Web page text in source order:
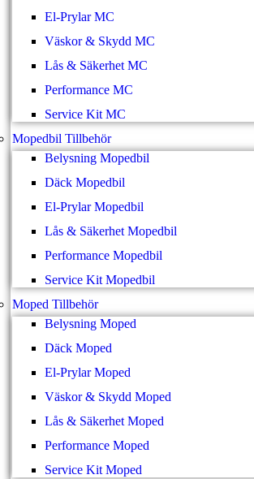
El-Prylar MC
Väskor & Skydd MC
Lås & Säkerhet MC
Performance MC
Service Kit MC
Mopedbil Tillbehör
Belysning Mopedbil
Däck Mopedbil
El-Prylar Mopedbil
Lås & Säkerhet Mopedbil
Performance Mopedbil
Service Kit Mopedbil
Moped Tillbehör
Belysning Moped
Däck Moped
El-Prylar Moped
Väskor & Skydd Moped
Lås & Säkerhet Moped
Performance Moped
Service Kit Moped